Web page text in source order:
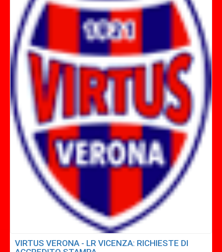
VIRTUS VERONA - LR VICENZA: RICHIESTE DI